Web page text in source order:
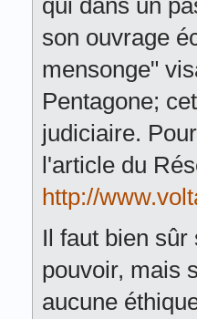
qui dans un
son ouvrage
mensonge"
Pentagone;
judiciaire.
l'article du
http://
Il faut bien
pouvoir, mais
aucune